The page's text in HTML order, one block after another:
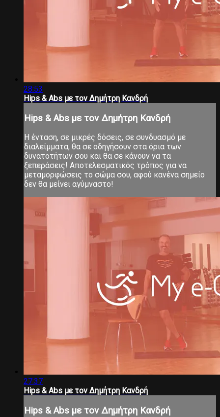
28:53
Hips & Abs με τον Δημήτρη Κανδρή
Hips & Abs με τον Δημήτρη Κανδρή
Η ένταση, σε μικρές δόσεις, σε συνδυασμό με
διαλείμματα, θα σε οδηγήσουν στα όρια των
δυνατοτήτων σου και θα σε κάνουν να τα
ξεπεράσεις! Αποτελεσματικός τρόπος για να
μεταμορφώσεις το σώμα σου, αφού κανένα σημείο
δεν θα μείνει αγύμναστο!
27:37
Hips & Abs με τον Δημήτρη Κανδρή
Hips & Abs με τον Δημήτρη Κανδρή